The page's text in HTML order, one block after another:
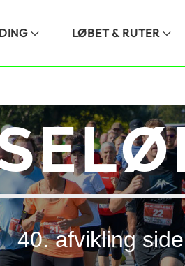
LØBET & RUTER
40. afvikling